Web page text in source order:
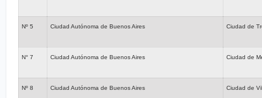
Nº 5 Ciudad Autónoma de Buenos Aires Ciudad de
N° 7 Ciudad Autónoma de Buenos Aires Ciudad de
Nº 8 Ciudad Autónoma de Buenos Aires Ciudad de